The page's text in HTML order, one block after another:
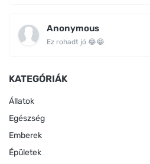
Anonymous
Ez rohadt jó 😂😂
KATEGÓRIÁK
Állatok
Egészség
Emberek
Épületek